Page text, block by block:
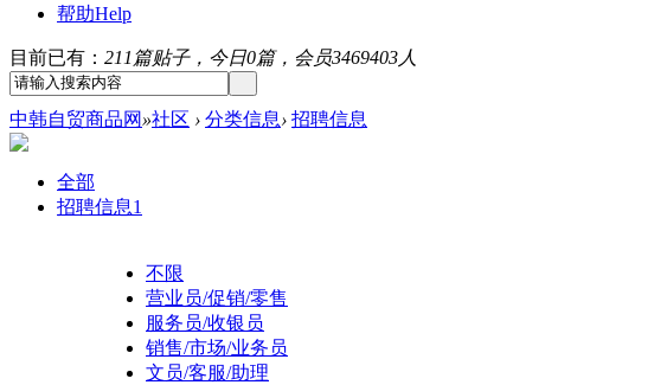
帮助Help
目前已有： 211篇贴子，今日0篇，会员3469403人
中韩自贸商品网 »社区 › 分类信息› 招聘信息
全部
招聘信息1
不限
营业员/促销/零售
服务员/收银员
销售/市场/业务员
文员/客服/助理